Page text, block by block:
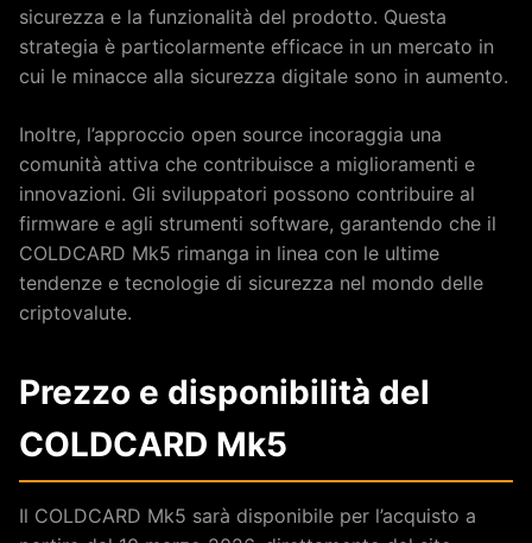
sicurezza e la funzionalità del prodotto. Questa
strategia è particolarmente efficace in un mercato in
cui le minacce alla sicurezza digitale sono in aumento.
Inoltre, l’approccio open source incoraggia una
comunità attiva che contribuisce a miglioramenti e
innovazioni. Gli sviluppatori possono contribuire al
firmware e agli strumenti software, garantendo che il
COLDCARD Mk5 rimanga in linea con le ultime
tendenze e tecnologie di sicurezza nel mondo delle
criptovalute.
Prezzo e disponibilità del
COLDCARD Mk5
Il COLDCARD Mk5 sarà disponibile per l’acquisto a